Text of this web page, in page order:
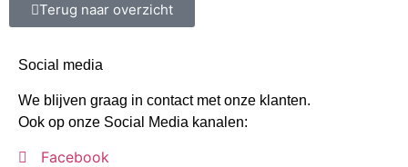
Terug naar overzicht
Social media
We blijven graag in contact met onze klanten.
Ook op onze Social Media kanalen:
Facebook